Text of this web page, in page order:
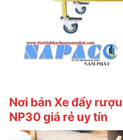
Nơi bán Xe đẩy
NP30 giá rẻ uy tín